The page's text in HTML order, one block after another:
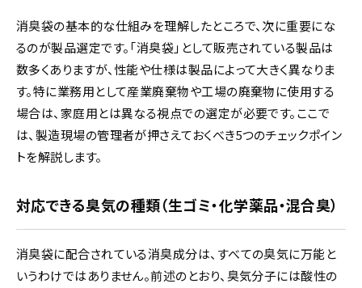
消臭袋の基本的な仕組みを理解したところで、次に重要にな
るのが製品選定です。「消臭袋」として販売されている製品は
数多くありますが、性能や仕様は製品によって大きく異なりま
す。特に業務用として産業廃棄物や工場の廃棄物に使用する
場合は、家庭用とは異なる視点での選定が必要です。ここで
は、製造現場の管理者が押さえておくべき5つのチェックポイン
トを解説します。
対応できる臭気の種類（生ゴミ・化学薬品・混合臭）
消臭袋に配合されている消臭成分は、すべての臭気に万能と
いうわけではありません。前述のとおり、臭気分子には酸性の